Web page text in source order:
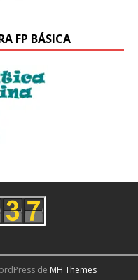
FP BÁSICA
de MH Themes